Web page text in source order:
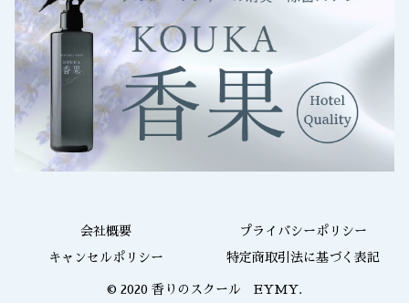
会社概要 プライバシーポリシー
キャンセルポリシー 特定商取引法に基づく表記
© 2020 香りのスクール EYMY.